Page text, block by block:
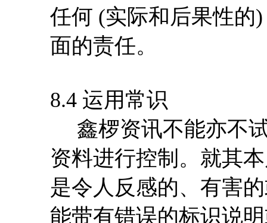
任何 (实际和后果性的
面的责任。
8.4 运用常识
鑫椤资讯不能亦不
资料进行控制。就其
是令人反感的、有害
能带有错误的标识说